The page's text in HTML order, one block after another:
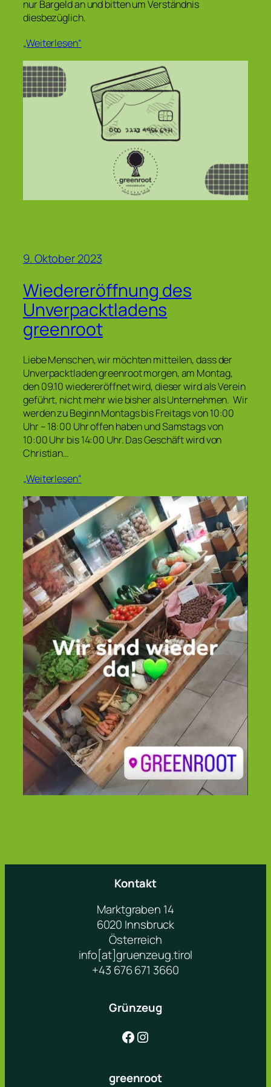
nur Bargeld an und bitten um Verständnis
diesbezüglich.
„Weiterlesen“
9. Oktober 2023
Wiedereröffnung des
Unverpacktladens
greenroot
Liebe Menschen, wir möchten mitteilen, dass der
Unverpacktladen greenroot morgen, am Montag,
den 09.10 wiedereröffnet wird, dieser wird als Verein
geführt, nicht mehr wie bisher als Unternehmen. Wir
werden zu Beginn Montags bis Freitags von 10:00
Uhr – 18:00 Uhr offen haben und Samstags von
10:00 Uhr bis 14:00 Uhr. Das Geschäft wird von
Christian…
„Weiterlesen“
Kontakt
Marktgraben 14
6020 Innsbruck
Österreich
info[at]gruenzeug.tirol
+43 676 671 3660
Grünzeug
Facebook Instagram
greenroot